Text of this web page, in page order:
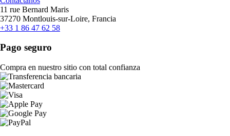
11 rue Bernard Maris
37270 Montlouis-sur-Loire, Francia
+33 1 86 47 62 58
Pago seguro
Compra en nuestro sitio con total confianza